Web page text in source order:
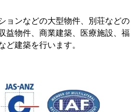
ョンなどの大型物件、別荘などの
益物件、商業建築、医療施設、福
ど建築を行います。